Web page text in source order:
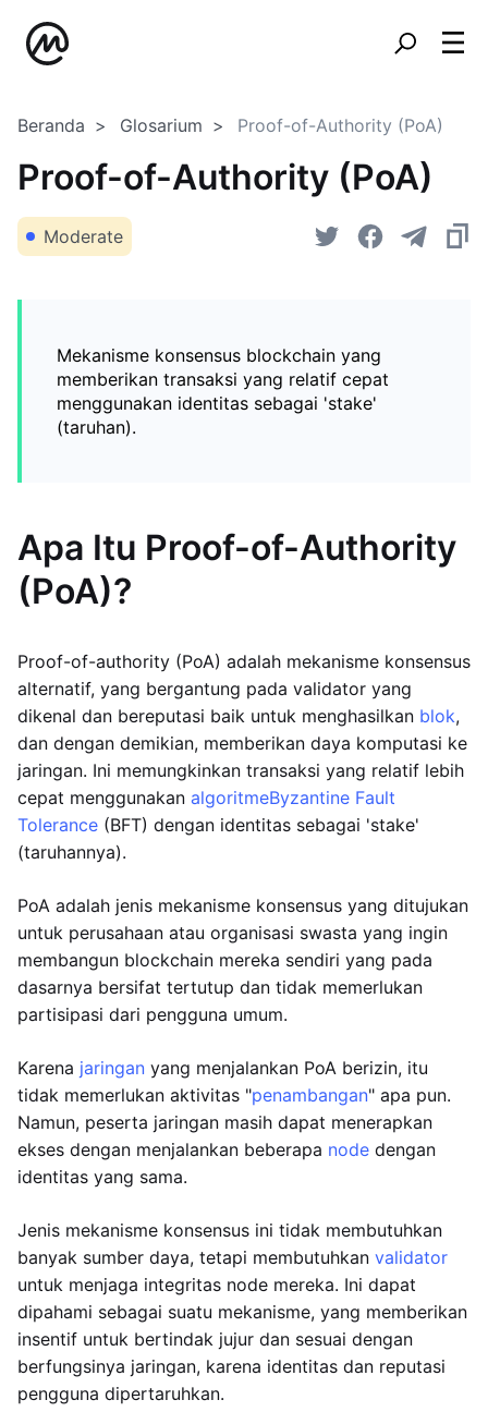
Beranda Glosarium Proof-of-Authority (PoA)
Proof-of-Authority (PoA)
Moderate
Mekanisme konsensus blockchain yang
memberikan transaksi yang relatif cepat
menggunakan identitas sebagai 'stake'
(taruhan).
Apa Itu Proof-of-Authority
(PoA)?
Proof-of-authority (PoA) adalah mekanisme konsensus
alternatif, yang bergantung pada validator yang
dikenal dan bereputasi baik untuk menghasilkan blok,
dan dengan demikian, memberikan daya komputasi ke
jaringan. Ini memungkinkan transaksi yang relatif lebih
cepat menggunakan algoritmeByzantine Fault
Tolerance (BFT) dengan identitas sebagai 'stake'
(taruhannya).
PoA adalah jenis mekanisme konsensus yang ditujukan
untuk perusahaan atau organisasi swasta yang ingin
membangun blockchain mereka sendiri yang pada
dasarnya bersifat tertutup dan tidak memerlukan
partisipasi dari pengguna umum.
Karena jaringan yang menjalankan PoA berizin, itu
tidak memerlukan aktivitas "penambangan" apa pun.
Namun, peserta jaringan masih dapat menerapkan
ekses dengan menjalankan beberapa node dengan
identitas yang sama.
Jenis mekanisme konsensus ini tidak membutuhkan
banyak sumber daya, tetapi membutuhkan validator
untuk menjaga integritas node mereka. Ini dapat
dipahami sebagai suatu mekanisme, yang memberikan
insentif untuk bertindak jujur dan sesuai dengan
berfungsinya jaringan, karena identitas dan reputasi
pengguna dipertaruhkan.